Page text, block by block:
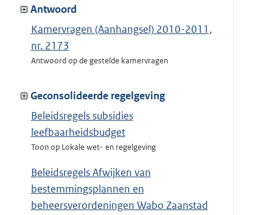
van:
Antwoord
Kamervragen (Aanhangsel) 2010-2011,
nr. 2173
Antwoord op de gestelde kamervragen
Geconsolideerde regelgeving
Beleidsregels subsidies
leefbaarheidsbudget
Toon op Lokale wet- en regelgeving
Beleidsregels Afwijken van
bestemmingsplannen en
beheersverordeningen Wabo Zaanstad